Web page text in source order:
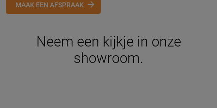
MAAK EEN AFSPRAAK
Neem een kijkje in onze
showroom.